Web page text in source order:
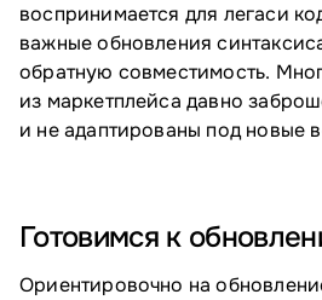
воспринимается для легаси
важные обновления
обратную совместимость.
из маркетплейса давно
и не адаптированы под новые
Готовимся к
Ориентировочно на